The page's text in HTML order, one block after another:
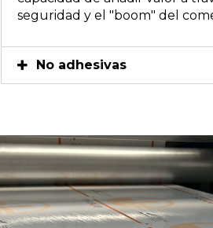
seguridad y el "boom" del
No adhesivas